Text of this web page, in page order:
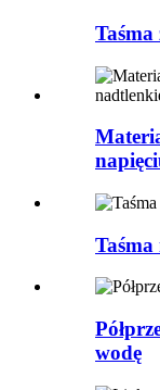
Taśma
Taśma
wodę